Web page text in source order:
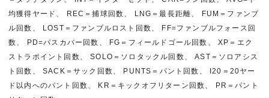
均獲得ヤード、 REC＝捕球回数、 LNG＝最長距離、 FUM＝ファンブ
ル回数、 LOST＝ファンブルロスト回数、 FF=ファンブルフォース回
数、 PD=パスカバー回数、 FG＝フィールドゴール回数、 XP＝エク
ストラポイント回数、 SOLO＝ソロタックル回数、 AST＝ソロアシス
ト回数、 SACK＝サック回数、 PUNTS＝パント回数、 I20＝20ヤー
ド以内へのパント回数、 KR＝キックオフリターン回数、 PR＝パント